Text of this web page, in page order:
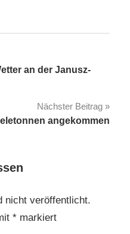
an der Janusz-
Nächster Beitrag
angekommen
nicht veröffentlicht.
* markiert